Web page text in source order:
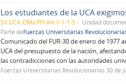
Los estudiantes de la UCA
SV UCA.CRAI-PFI-AH 1-1-1-5 Unidad
Parte deFuerzas Universitarias
Comunicado del FUR-30 de enero de 1977
UCA del presupuesto de la nación,
las contradicciones con las autoridades
Fuerzas Universitarias Revolucionarias 30 de